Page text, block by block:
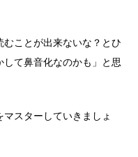
ことが出来ないな？とひ
して鼻音化なのかも」と思
スターしていきましょ